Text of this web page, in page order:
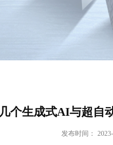
几个生成式AI与超自
发布时间：